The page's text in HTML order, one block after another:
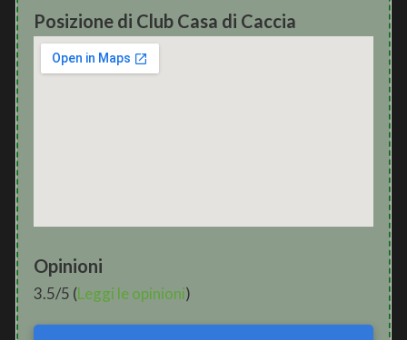
Posizione di Club Casa di Caccia
Opinioni
3.5/5 (Leggi le opinioni)